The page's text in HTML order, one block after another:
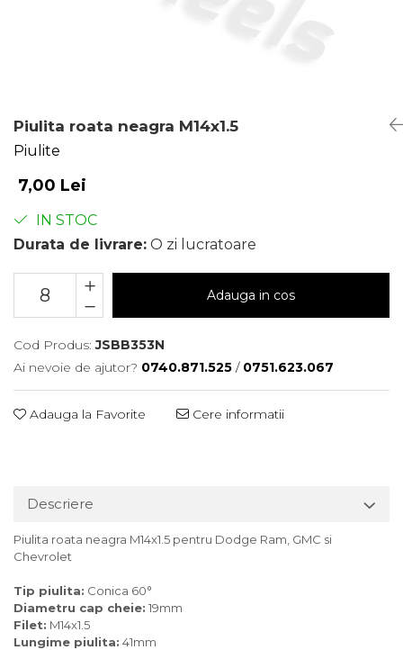
Piulita roata neagra M14x1.5
Piulite
7,00 Lei
IN STOC
Durata de livrare: O zi lucratoare
Adauga in cos
Cod Produs: JSBB353N
Ai nevoie de ajutor? 0740.871.525 / 0751.623.067
Adauga la Favorite Cere informatii
Descriere
Piulita roata neagra M14x1.5 pentru Dodge Ram, GMC si
Chevrolet
Tip piulita: Conica 60°
Diametru cap cheie: 19mm
Filet: M14x1.5
Lungime piulita: 41mm